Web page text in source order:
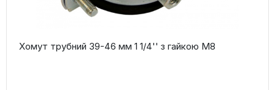
Хомут трубний 39-46 мм 1 1/4'' з гайкою М8